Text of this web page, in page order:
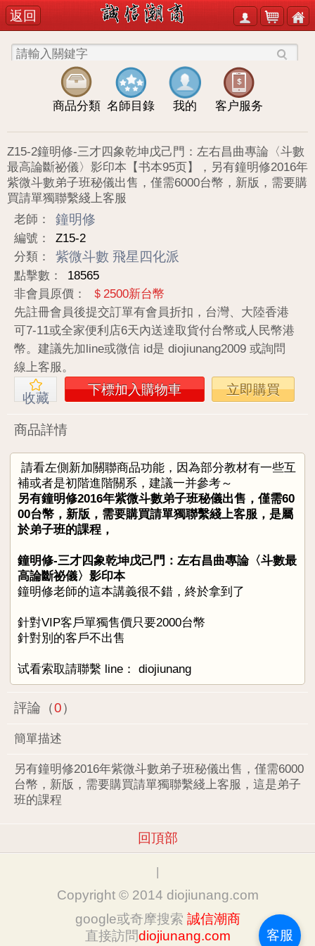
返回
商品分類 名師目錄 我的 客户服务
Z15-2鐘明修-三才四象乾坤戊己門：左右昌曲專論〈斗數
最高論斷祕儀〉影印本【书本95页】，另有鐘明修2016年
紫微斗數弟子班秘儀出售，僅需6000台幣，新版，需要購
買請單獨聯繫綫上客服
老師：
鐘明修
編號：
Z15-2
分類：
紫微斗數 飛星四化派
點擊數：
18565
非會員原價：
＄2500新台幣
先註冊會員後提交訂單有會員折扣，台灣、大陸香港
可7-11或全家便利店6天內送達取貨付台幣或人民幣港
幣。建議先加line或微信 id是 diojiunang2009 或詢問
線上客服。
收藏
下標加入購物車 立即購買
商品詳情
請看左側新加關聯商品功能，因為部分教材有一些互
補或者是初階進階關系，建議一并參考～
另有鐘明修2016年紫微斗數弟子班秘儀出售，僅需60
00台幣，新版，需要購買請單獨聯繫綫上客服，是屬
於弟子班的課程，
鐘明修-三才四象乾坤戊己門：左右昌曲專論〈斗數最
高論斷祕儀〉影印本
鐘明修老師的這本講義很不錯，終於拿到了
針對VIP客戶單獨售價只要2000台幣
針對別的客戶不出售
试看索取請聯繫 line： diojiunang
評論（0）
簡單描述
另有鐘明修2016年紫微斗數弟子班秘儀出售，僅需6000
台幣，新版，需要購買請單獨聯繫綫上客服，這是弟子
班的課程
客服
回頂部
|
Copyright © 2014 diojiunang.com
google或奇摩搜索 誠信潮商
直接訪問diojiunang.com